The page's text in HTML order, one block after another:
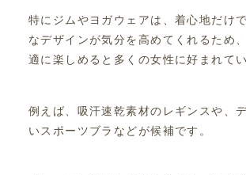
特にジムやヨガウェアは、着心地だけ
なデザインが気分を高めてくれるため
適に楽しめると多くの女性に好まれてい
例えば、吸汗速乾素材のレギンスや、
いスポーツブラなどが候補です。